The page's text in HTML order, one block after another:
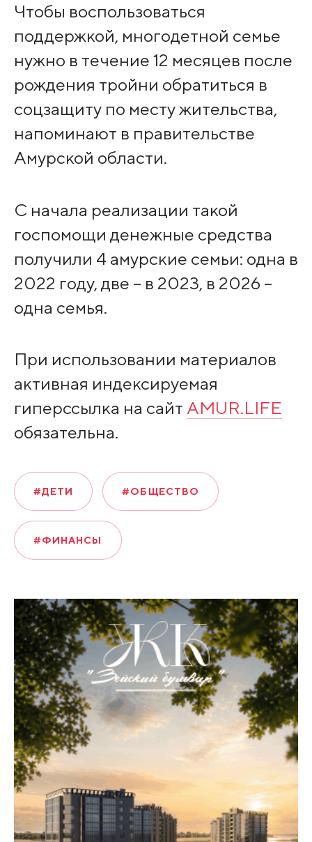
Чтобы воспользоваться
поддержкой, многодетной семье
нужно в течение 12 месяцев после
рождения тройни обратиться в
соцзащиту по месту жительства,
напоминают в правительстве
Амурской области.
С начала реализации такой
госпомощи денежные средства
получили 4 амурские семьи: одна в
2022 году, две – в 2023, в 2026 –
одна семья.
При использовании материалов
активная индексируемая
гиперссылка на сайт AMUR.LIFE
обязательна.
#ДЕТИ #ОБЩЕСТВО
#ФИНАНСЫ